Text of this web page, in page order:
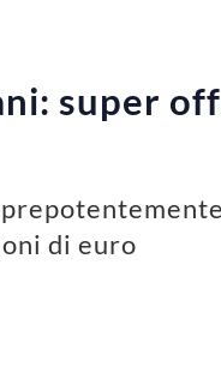
super
di euro